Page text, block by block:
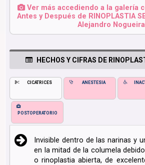
Ver más accediendo a la galería
Antes y Después de RINOPLASTIA
Alejandro
HECHOS Y CIFRAS DE
CICATRICES ANESTESIA
POSTOPERATORIO
Invisible dentro de las narinas y
en la mitad de la columela
o rinoplastia abierta, de